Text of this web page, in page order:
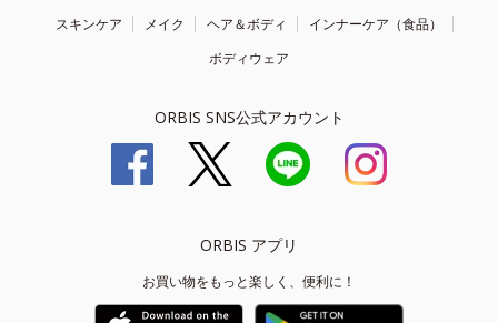
スキンケア メイク ヘア＆ボディ
インナーケア（食品）
ボディウェア
ORBIS SNS公式アカウント
ORBIS アプリ
お買い物をもっと楽しく、便利に！